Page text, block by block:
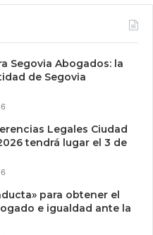
Segovia Abogados: la
de Segovia
Legales Ciudad
tendrá lugar el 3 de
para obtener el
e igualdad ante la